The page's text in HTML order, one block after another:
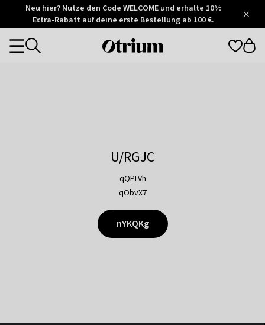
Otrium
Trustpilot
Neu hier? Nutze den Code WELCOME und erhalte 10%
Extra-Rabatt auf deine erste Bestellung ab 100 €.
Otrium
Categories
U/RGJC
qQPLVh
qObvX7
nYKQKg